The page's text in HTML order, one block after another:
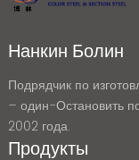
Нанкин Болин
Подрядчик по
– один-Остановить
2002 года.
Продукты